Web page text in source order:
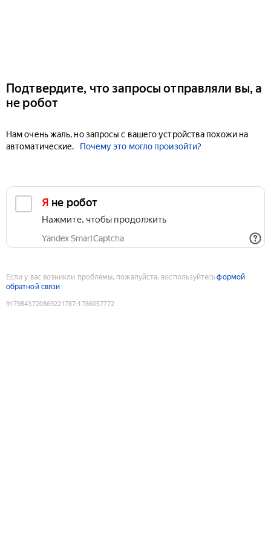
Подтвердите, что запросы отправляли вы, а
не робот
Нам очень жаль, но запросы с вашего устройства похожи на
автоматические.
Почему это могло произойти?
Я не робот
Нажмите, чтобы продолжить
Yandex SmartCaptcha
Если у вас возникли проблемы, пожалуйста, воспользуйтесьформой
обратной связи
9179843720869221787:1786057772